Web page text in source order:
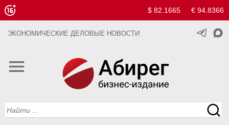
$ 82.1665 € 94.8366
ЭКОНОМИЧЕСКИЕ ДЕЛОВЫЕ НОВОСТИ